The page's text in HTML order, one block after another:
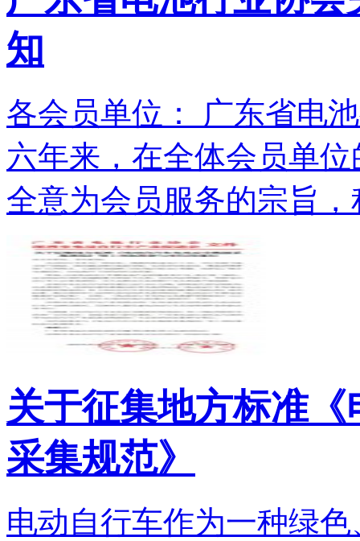
知
各会员单位： 广东省电
六年来，在全体会员单
全意为会员服务的宗旨，
关于征集地方标准
采集规范》
电动自行车作为一种绿